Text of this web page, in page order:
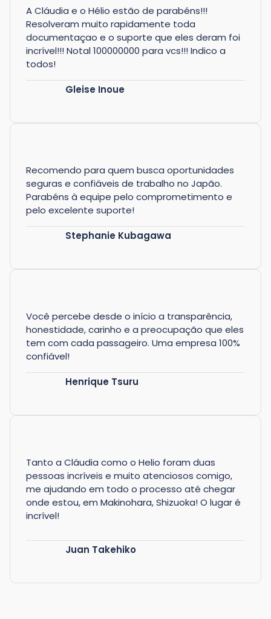
A Cláudia e o Hélio estão de parabéns!!!
Resolveram muito rapidamente toda
documentaçao e o suporte que eles deram foi
incrível!!! Notal 100000000 para vcs!!! Indico a
todos!
Gleise Inoue
Recomendo para quem busca oportunidades
seguras e confiáveis de trabalho no Japão.
Parabéns à equipe pelo comprometimento e
pelo excelente suporte!
Stephanie Kubagawa
Você percebe desde o início a transparência,
honestidade, carinho e a preocupação que eles
tem com cada passageiro. Uma empresa 100%
confiável!
Henrique Tsuru
Tanto a Cláudia como o Helio foram duas
pessoas incríveis e muito atenciosos comigo,
me ajudando em todo o processo até chegar
onde estou, em Makinohara, Shizuoka! O lugar é
incrível!
Juan Takehiko